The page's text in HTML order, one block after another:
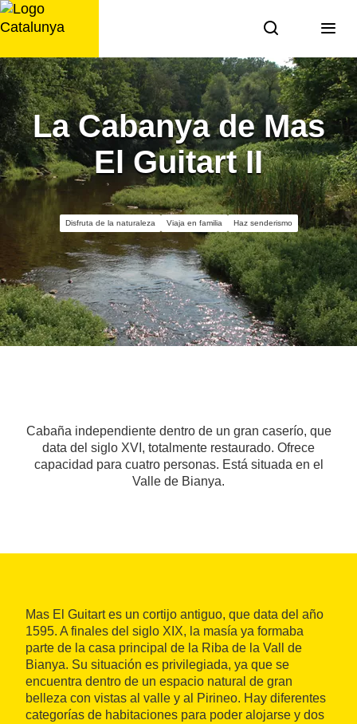
Saltar
al
La Cabanya de Mas
El Guitart II
Disfruta de la naturaleza Viaja en familia Haz senderismo
Cabaña independiente dentro de un gran caserío, que
data del siglo XVI, totalmente restaurado. Ofrece
capacidad para cuatro personas. Está situada en el
Valle de Bianya.
Mas El Guitart es un cortijo antiguo, que data del año
1595. A finales del siglo XIX, la masía ya formaba
parte de la casa principal de la Riba de la Vall de
Bianya. Su situación es privilegiada, ya que se
encuentra dentro de un espacio natural de gran
belleza con vistas al valle y al Pirineo. Hay diferentes
categorías de habitaciones para poder alojarse y dos